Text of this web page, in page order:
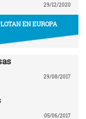
29/12/2020
EN EUROPA
29/08/2017
05/06/2017